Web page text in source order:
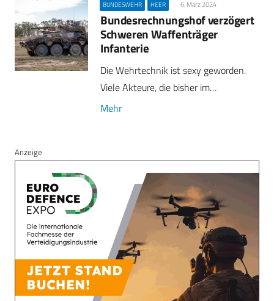
BUNDESWEHR HEER 6. März 2024
Bundesrechnungshof verzögert
Schweren Waffenträger
Infanterie
Die Wehrtechnik ist sexy geworden.
Viele Akteure, die bisher im…
Mehr
Anzeige